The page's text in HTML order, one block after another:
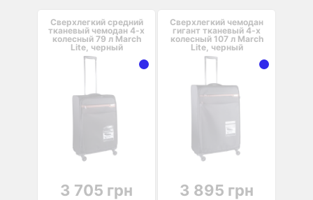
Сверхлегкий средний
тканевый чемодан 4-х
колесный 79 л March
Lite, черный
3 705 грн
Сверхлегкий чемодан
гигант тканевый 4-х
колесный 107 л March
Lite, черный
3 895 грн